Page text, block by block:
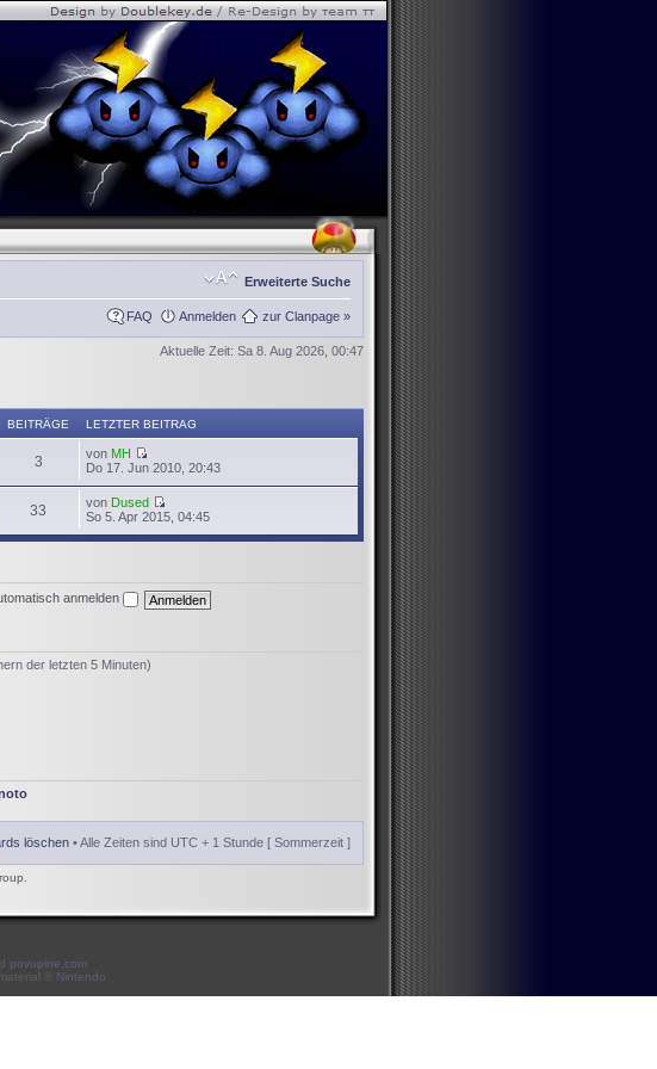
Erweiterte Suche
FAQ Anmelden zur Clanpage »
Aktuelle Zeit: Sa 8. Aug 2026, 00:47
BEITRÄGE LETZTER BEITRAG
3 von MH
Do 17. Jun 2010, 20:43
33 von Dused
So 5. Apr 2015, 04:45
anmelden
der letzten 5 Minuten)
löschen • Alle Zeiten sind UTC + 1 Stunde [ Sommerzeit ]
povupine.com
© Nintendo